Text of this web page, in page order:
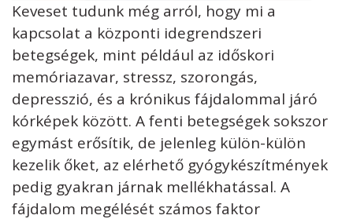
Keveset tudunk még arról, hogy mi a
kapcsolat a központi idegrendszeri
betegségek, mint például az időskori
memóriazavar, stressz, szorongás,
depresszió, és a krónikus fájdalommal járó
kórképek között. A fenti betegségek sokszor
egymást erősítik, de jelenleg külön-külön
kezelik őket, az elérhető gyógykészítmények
pedig gyakran járnak mellékhatással. A
fájdalom megélését számos faktor